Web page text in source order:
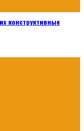
конструктивные